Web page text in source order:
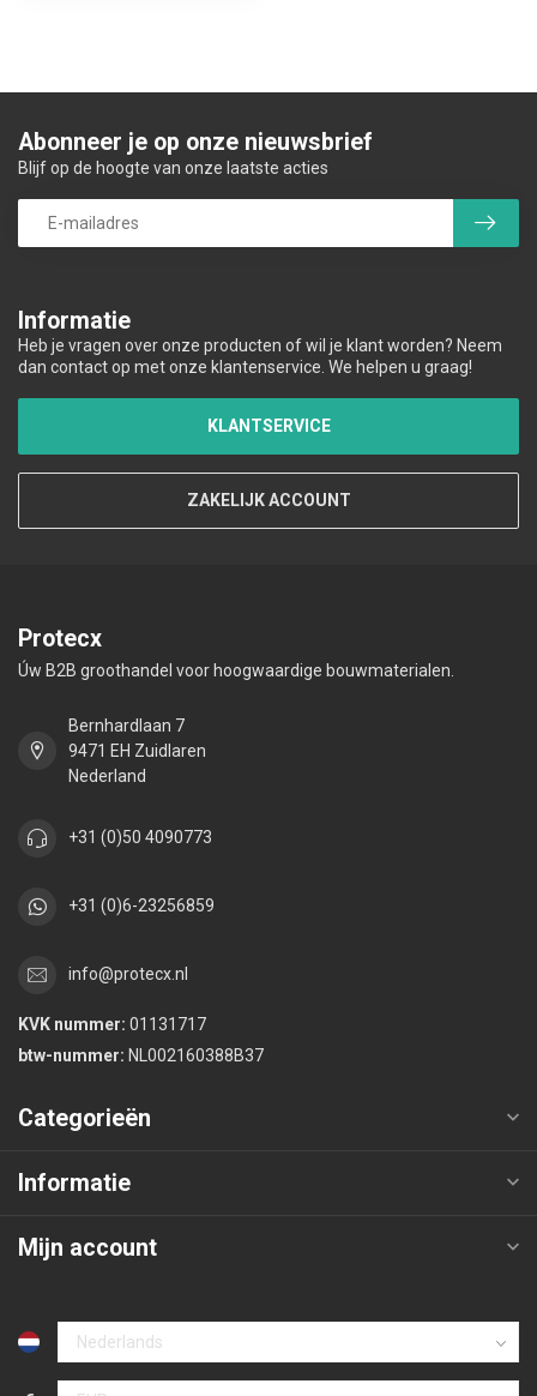
Informatie
Heb je vragen over onze producten of wil je klant worden? Neem
dan contact op met onze klantenservice. We helpen u graag!
KLANTSERVICE
ZAKELIJK ACCOUNT
Abonneer je op onze nieuwsbrief
Blijf op de hoogte van onze laatste acties
Protecx
Úw B2B groothandel voor hoogwaardige bouwmaterialen.
Bernhardlaan 7
9471 EH Zuidlaren
Nederland
+31 (0)50 4090773
+31 (0)6-23256859
info@protecx.nl
KVK nummer: 01131717
btw-nummer: NL002160388B37
Categorieën
Informatie
Mijn account